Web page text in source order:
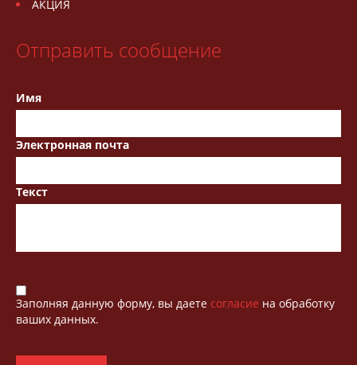
АКЦИЯ
Отправить сообщение
Имя
Электронная почта
Текст
Заполняя данную форму, вы даете согласие на обработку
ваших данных.